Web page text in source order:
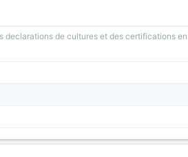
declarations de cultures et des certifications